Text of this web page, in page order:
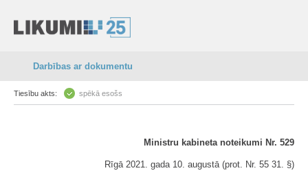
Darbības ar dokumentu
Tiesību akts: spēkā esošs
Ministru kabineta noteikumi Nr. 529
Rīgā 2021. gada 10. augustā (prot. Nr. 55 31. §)